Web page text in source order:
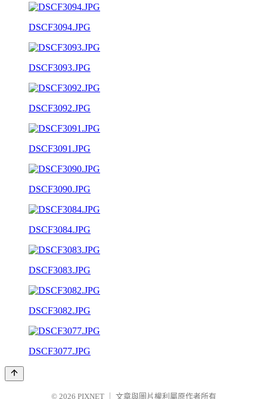
DSCF3094.JPG
DSCF3093.JPG
DSCF3092.JPG
DSCF3091.JPG
DSCF3090.JPG
DSCF3084.JPG
DSCF3083.JPG
DSCF3082.JPG
DSCF3077.JPG
© 2026 PIXNET 文章與圖片權利屬原作者所有